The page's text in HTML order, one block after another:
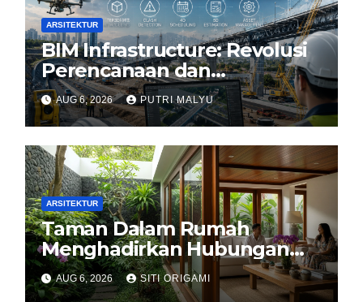
ARSITEKTUR
BIM Infrastructure: Revolusi
Perencanaan dan
Pengelolaan Infrastruktur
AUG 6, 2026 PUTRI MALYU
ARSITEKTUR
Taman Dalam Rumah
Menghadirkan Hubungan
Harmonis antara Arsitektur
dan Alam
AUG 6, 2026 SITI ORIGAMI